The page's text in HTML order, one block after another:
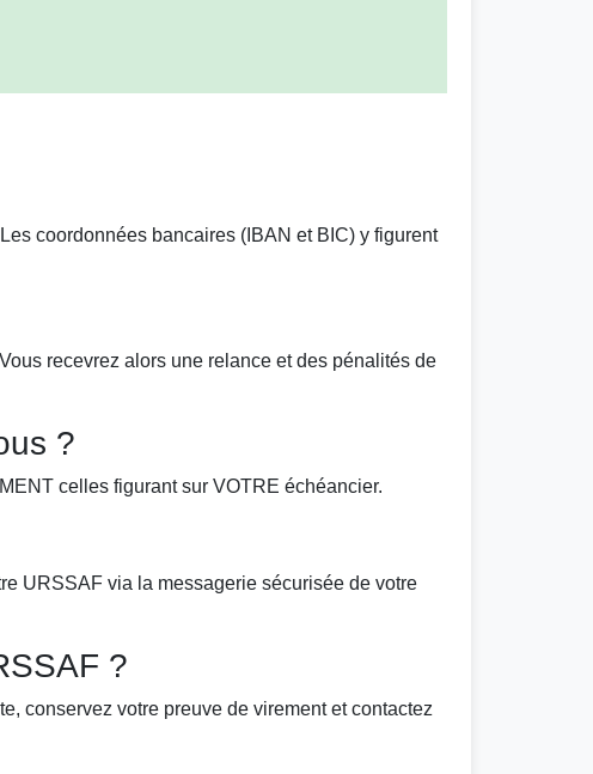
coordonnées bancaires (IBAN et BIC) y figurent
recevrez alors une relance et des pénalités de
?
celles figurant sur VOTRE échéancier.
URSSAF via la messagerie sécurisée de votre
?
conservez votre preuve de virement et contactez